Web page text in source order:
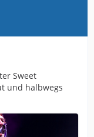
Sweet
und halbwegs